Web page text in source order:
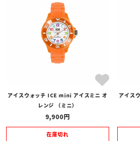
アイスウォッチ ICE mini アイスミニ オ
レンジ （ミニ）
9,900
在庫切れ
アイス